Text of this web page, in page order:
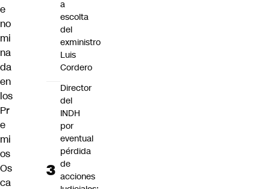
e
no
mi
na
da
en
los
Pr
e
mi
os
Os
ca
a
escolta
del
exministro
Luis
Cordero
Director
del
INDH
por
eventual
pérdida
de
acciones